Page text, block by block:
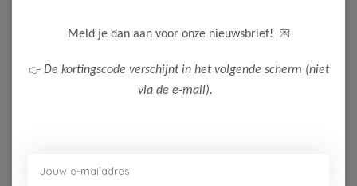
Op voorraad (1)
Meld je dan aan voor onze nieuwsbrief! 💌
👉 De kortingscode verschijnt in het volgende scherm (niet
via de e-mail).